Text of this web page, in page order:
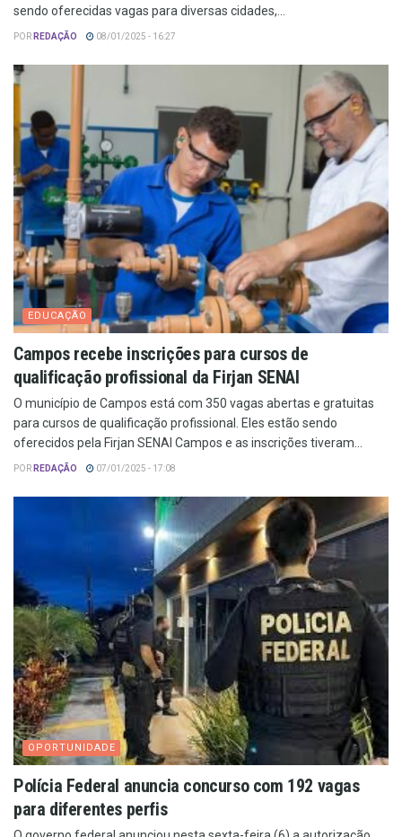
sendo oferecidas vagas para diversas cidades,...
POR REDAÇÃO 08/01/2025 - 16:27
EDUCAÇÃO
Campos recebe inscrições para cursos de
qualificação profissional da Firjan SENAI
O município de Campos está com 350 vagas abertas e gratuitas
para cursos de qualificação profissional. Eles estão sendo
oferecidos pela Firjan SENAI Campos e as inscrições tiveram...
POR REDAÇÃO 07/01/2025 - 17:08
OPORTUNIDADE
Polícia Federal anuncia concurso com 192 vagas
para diferentes perfis